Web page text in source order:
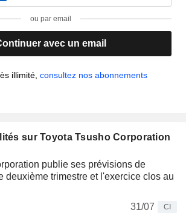
ou par email
avec un email
illimité, consultez nos abonnements
sur Toyota Tsusho Corporation
publie ses prévisions de
deuxième trimestre et l'exercice clos au
31/07
CI